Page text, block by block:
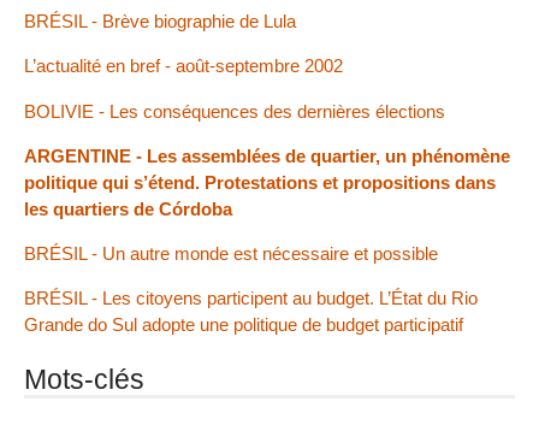
BRÉSIL - Brève biographie de Lula
L’actualité en bref - août-septembre 2002
BOLIVIE - Les conséquences des dernières élections
ARGENTINE - Les assemblées de quartier, un phénomène
politique qui s’étend. Protestations et propositions dans
les quartiers de Córdoba
BRÉSIL - Un autre monde est nécessaire et possible
BRÉSIL - Les citoyens participent au budget. L’État du Rio
Grande do Sul adopte une politique de budget participatif
Mots-clés